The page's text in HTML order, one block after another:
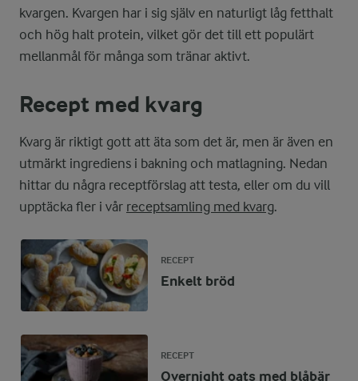
kvargen. Kvargen har i sig själv en naturligt låg fetthalt
och hög halt protein, vilket gör det till ett populärt
mellanmål för många som tränar aktivt.
Recept med kvarg
Kvarg är riktigt gott att äta som det är, men är även en
utmärkt ingrediens i bakning och matlagning. Nedan
hittar du några receptförslag att testa, eller om du vill
upptäcka fler i vår receptsamling med kvarg.
RECEPT
Enkelt bröd
RECEPT
Overnight oats med blåbär